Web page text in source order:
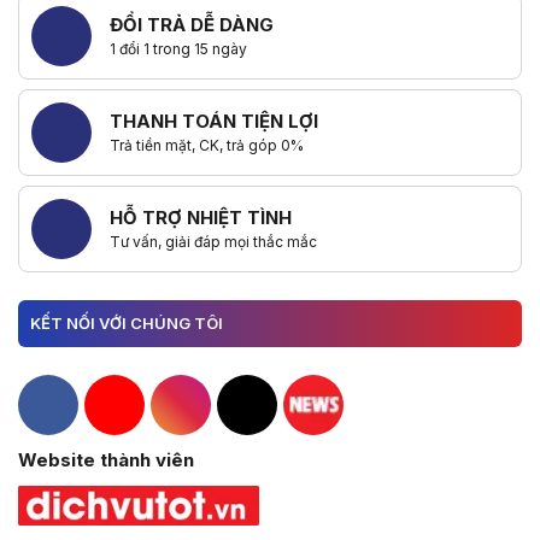
ĐỔI TRẢ DỄ DÀNG
1 đổi 1 trong 15 ngày
THANH TOÁN TIỆN LỢI
Trả tiền mặt, CK, trả góp 0%
HỖ TRỢ NHIỆT TÌNH
Tư vấn, giải đáp mọi thắc mắc
KẾT NỐI VỚI CHÚNG TÔI
Hacom Facebook
Hacom YouTube
Hacom Instagram
Hacom TikTok
Website thành viên